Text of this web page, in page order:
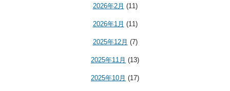
2026年2月 (11)
2026年1月 (11)
2025年12月 (7)
2025年11月 (13)
2025年10月 (17)